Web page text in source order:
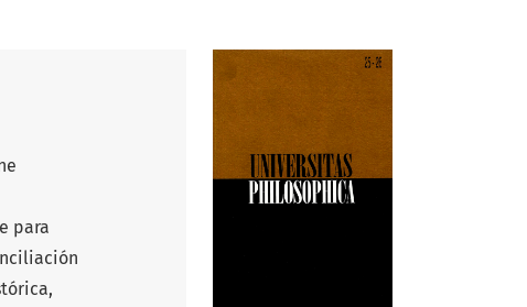
para